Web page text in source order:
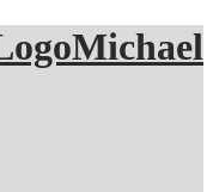
Michael